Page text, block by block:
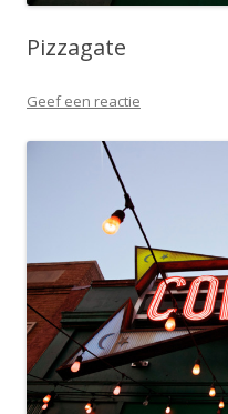
Pizzagate
Geef een reactie